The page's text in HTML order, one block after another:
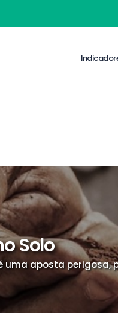
Solo
uma aposta